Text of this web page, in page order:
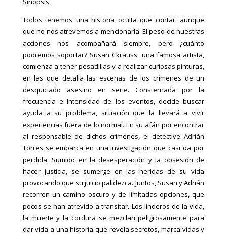
Todos tenemos una historia oculta que contar, aunque
que no nos atrevemos a mencionarla. El peso de nuestras
acciones nos acompañará siempre, pero ¿cuánto
podremos soportar? Susan Ckrauss, una famosa artista,
comienza a tener pesadillas y a realizar curiosas pinturas,
en las que detalla las escenas de los crímenes de un
desquiciado asesino en serie. Consternada por la
frecuencia e intensidad de los eventos, decide buscar
ayuda a su problema, situación que la llevará a vivir
experiencias fuera de lo normal. En su afán por encontrar
al responsable de dichos crímenes, el detective Adrián
Torres se embarca en una investigación que casi da por
perdida. Sumido en la desesperación y la obsesión de
hacer justicia, se sumerge en las heridas de su vida
provocando que su juicio palidezca. Juntos, Susan y Adrián
recorren un camino oscuro y de limitadas opciones, que
pocos se han atrevido a transitar. Los linderos de la vida,
la muerte y la cordura se mezclan peligrosamente para
dar vida a una historia que revela secretos, marca vidas y